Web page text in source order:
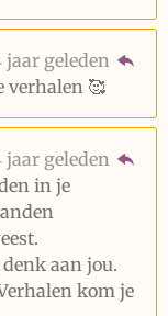
jaar geleden
verhalen 🥰
jaar geleden
in je
aan jou.
kom je